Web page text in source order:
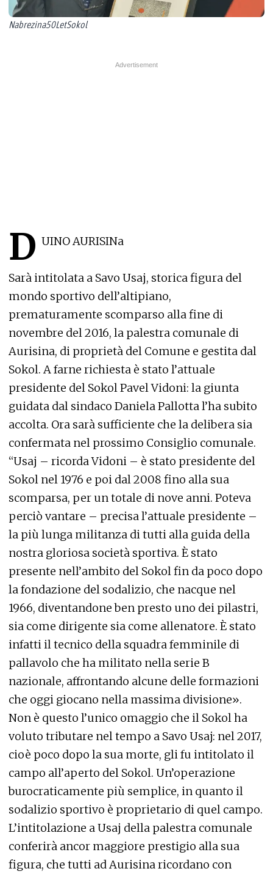
Nabrezina50LetSokol
D UINO AURISINa
Sarà intitolata a Savo Usaj, storica figura del
mondo sportivo dell’altipiano,
prematuramente scomparso alla fine di
novembre del 2016, la palestra comunale di
Aurisina, di proprietà del Comune e gestita dal
Sokol. A farne richiesta è stato l’attuale
presidente del Sokol Pavel Vidoni: la giunta
guidata dal sindaco Daniela Pallotta l’ha subito
accolta. Ora sarà sufficiente che la delibera sia
confermata nel prossimo Consiglio comunale.
“Usaj – ricorda Vidoni – è stato presidente del
Sokol nel 1976 e poi dal 2008 fino alla sua
scomparsa, per un totale di nove anni. Poteva
perciò vantare – precisa l’attuale presidente –
la più lunga militanza di tutti alla guida della
nostra gloriosa società sportiva. È stato
presente nell’ambito del Sokol fin da poco dopo
la fondazione del sodalizio, che nacque nel
1966, diventandone ben presto uno dei pilastri,
sia come dirigente sia come allenatore. È stato
infatti il tecnico della squadra femminile di
pallavolo che ha militato nella serie B
nazionale, affrontando alcune delle formazioni
che oggi giocano nella massima divisione».
Non è questo l’unico omaggio che il Sokol ha
voluto tributare nel tempo a Savo Usaj: nel 2017,
cioè poco dopo la sua morte, gli fu intitolato il
campo all’aperto del Sokol. Un’operazione
burocraticamente più semplice, in quanto il
sodalizio sportivo è proprietario di quel campo.
L’intitolazione a Usaj della palestra comunale
conferirà ancor maggiore prestigio alla sua
figura, che tutti ad Aurisina ricordano con